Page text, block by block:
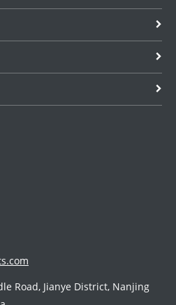
Road, Jianye District, Nanjing